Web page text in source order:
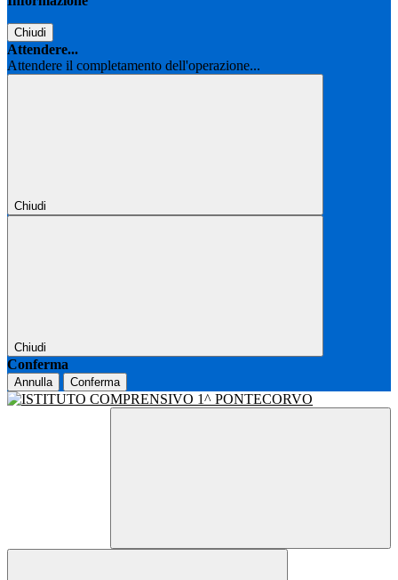
Chiudi
Attendere...
Attendere il completamento dell'operazione...
Chiudi
Chiudi
Conferma
Annulla Conferma